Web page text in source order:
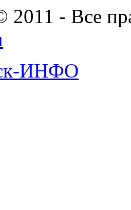
2011 - Все
ИНФО